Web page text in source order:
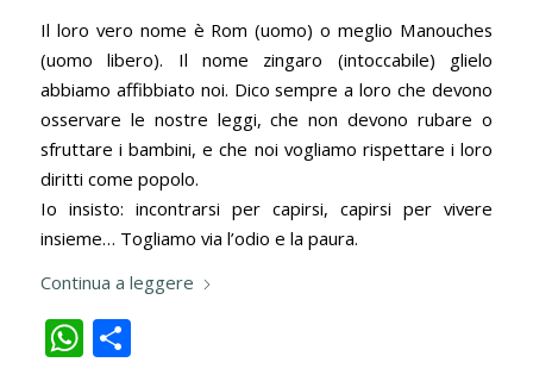
Il loro vero nome è Rom (uomo) o meglio Manouches
(uomo libero). Il nome zingaro (intoccabile) glielo
abbiamo affibbiato noi. Dico sempre a loro che devono
osservare le nostre leggi, che non devono rubare o
sfruttare i bambini, e che noi vogliamo rispettare i loro
diritti come popolo.
Io insisto: incontrarsi per capirsi, capirsi per vivere
insieme… Togliamo via l’odio e la paura.
Continua a leggere
WhatsApp
Condividi